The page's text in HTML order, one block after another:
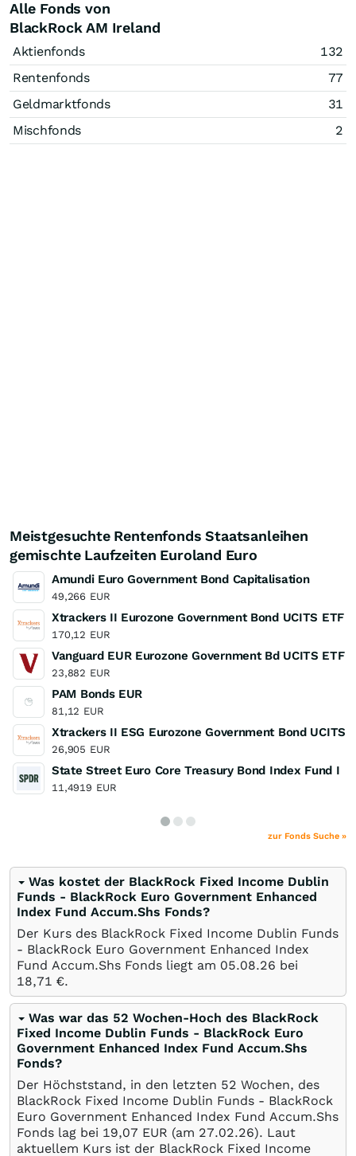
Alle Fonds von
BlackRock AM Ireland
Aktienfonds
132
Rentenfonds
77
Geldmarktfonds
31
Mischfonds
2
Meistgesuchte Rentenfonds Staatsanleihen
gemischte Laufzeiten Euroland Euro
Amundi Euro Government Bond Capitalisation
49,266 EUR
Xtrackers II Eurozone Government Bond UCITS ETF
170,12 EUR
Vanguard EUR Eurozone Government Bd UCITS ETF
23,882 EUR
PAM Bonds EUR
81,12 EUR
Xtrackers II ESG Eurozone Government Bond UCITS
26,905 EUR
State Street Euro Core Treasury Bond Index Fund I
11,4919 EUR
zur Fonds Suche »
Was kostet der BlackRock Fixed Income Dublin
Funds - BlackRock Euro Government Enhanced
Index Fund Accum.Shs Fonds?
Der Kurs des BlackRock Fixed Income Dublin Funds
- BlackRock Euro Government Enhanced Index
Fund Accum.Shs Fonds liegt am 05.08.26 bei
18,71 €.
Was war das 52 Wochen-Hoch des BlackRock
Fixed Income Dublin Funds - BlackRock Euro
Government Enhanced Index Fund Accum.Shs
Fonds?
Der Höchststand, in den letzten 52 Wochen, des
BlackRock Fixed Income Dublin Funds - BlackRock
Euro Government Enhanced Index Fund Accum.Shs
Fonds lag bei 19,07 EUR (am 27.02.26). Laut
aktuellem Kurs ist der BlackRock Fixed Income